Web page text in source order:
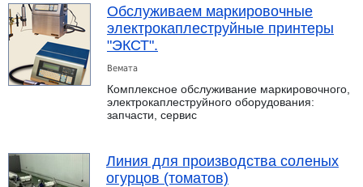
Обслуживаем маркировочные
электрокаплеструйные принтеры
"ЭКСТ".
Вемата
Комплексное обслуживание маркировочного,
электрокаплеструйного оборудования:
запчасти, сервис
Линия для производства соленых
огурцов (томатов)